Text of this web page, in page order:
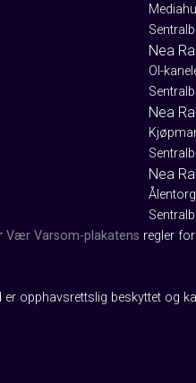
Nea
Ol-
Nea
Nea
Vær Varsom-plakatens regler
er opphavsrettslig beskyttet og